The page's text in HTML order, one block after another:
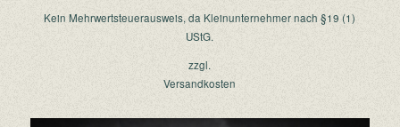
Kein Mehrwertsteuerausweis, da Kleinunternehmer nach §19 (1)
UStG.
zzgl.
Versandkosten